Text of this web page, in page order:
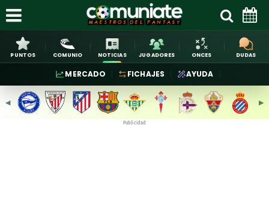
PUNTOS COMUNIO NOTICIAS JUGADORES ONCES DUDAS
MERCADO FICHAJES AYUDA
◀︎ ▶︎
Publicidad